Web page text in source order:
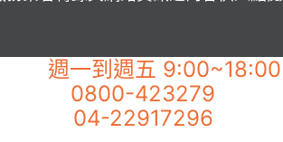
週一到週五 9:00~18:00
0800-423279
04-22917296